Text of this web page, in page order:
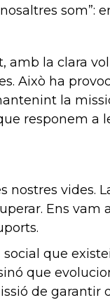
som”:
amb la clara
Això ha
la
responem a
vides.
Ens
que
que
de